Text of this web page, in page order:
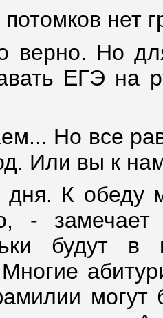
нет
верно. Но
ЕГЭ на
Но все
Или вы к
К обеду
-
будут в
могут